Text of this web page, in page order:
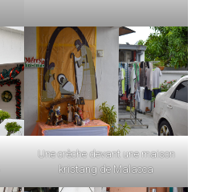
Une crèche devant une maison
kristang de Malacca